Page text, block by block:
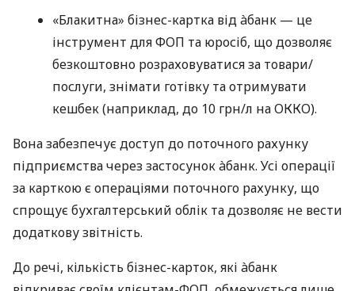
«Блакитна» бізнес-картка від àбанк — це
інструмент для ФОП та юросіб, що дозволяє
безкоштовно розраховуватися за товари/
послуги, знімати готівку та отримувати
кешбек (наприклад, до 10 грн/л на ОККО).
Вона забезпечує доступ до поточного рахунку
підприємства через застосунок àбанк. Усі операції
за карткою є операціями поточного рахунку, що
спрощує бухгалтерський облік та дозволяє не вести
додаткову звітність.
До речі, кількість бізнес-карток, які àбанк